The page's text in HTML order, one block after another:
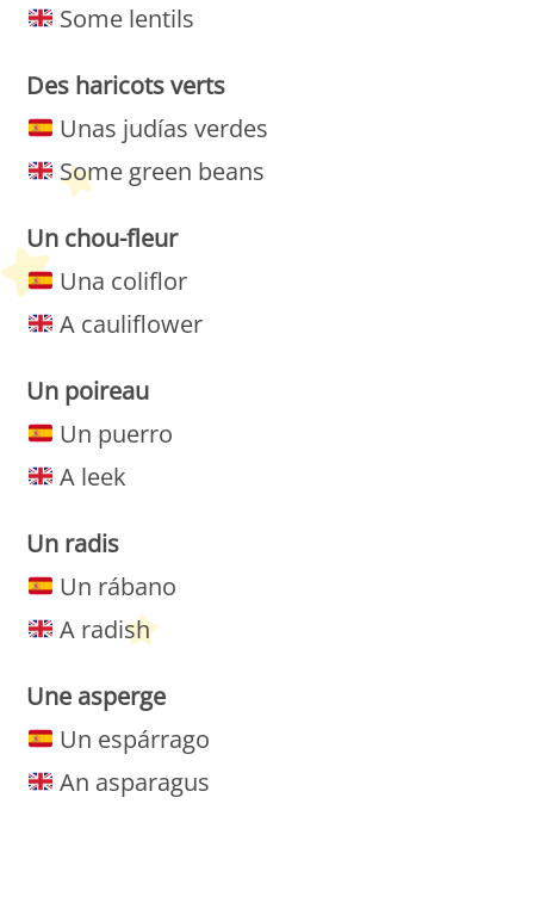
Some lentils
Des haricots verts
Unas judías verdes
Some green beans
Un chou-fleur
Una coliflor
A cauliflower
Un poireau
Un puerro
A leek
Un radis
Un rábano
A radish
Une asperge
Un espárrago
An asparagus